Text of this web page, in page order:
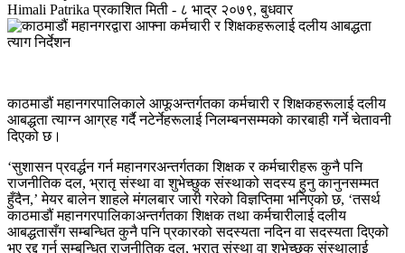
Himali Patrika प्रकाशित मिती - ८ भाद्र २०७९, बुधवार
काठमाडौं महानगरपालिकाले आफूअन्तर्गतका कर्मचारी र शिक्षकहरूलाई दलीय
आबद्धता त्याग्न आग्रह गर्दै नटेर्नेहरूलाई निलम्बनसम्मको कारबाही गर्ने चेतावनी
दिएको छ।
‘सुशासन प्रवर्द्धन गर्न महानगरअन्तर्गतका शिक्षक र कर्मचारीहरू कुनै पनि
राजनीतिक दल, भ्रातृ संस्था वा शुभेच्छुक संस्थाको सदस्य हुनु कानुनसम्मत
हुँदैन,’ मेयर बालेन शाहले मंगलबार जारी गरेको विज्ञप्तिमा भनिएको छ, ‘तसर्थ
काठमाडौं महानगरपालिकाअन्तर्गतका शिक्षक तथा कर्मचारीलाई दलीय
आबद्धतासँग सम्बन्धित कुनै पनि प्रकारको सदस्यता नदिन वा सदस्यता दिएको
भए रद्द गर्न सम्बन्धित राजनीतिक दल, भ्रातृ संस्था वा शुभेच्छुक संस्थालाई